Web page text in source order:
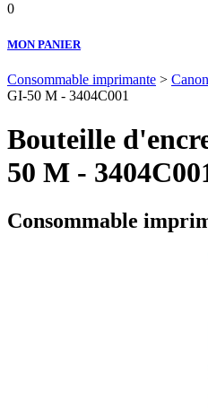
0
MON PANIER
Consommable imprimante > Canon
GI-50 M - 3404C001
Bouteille
50 M -
Consommable